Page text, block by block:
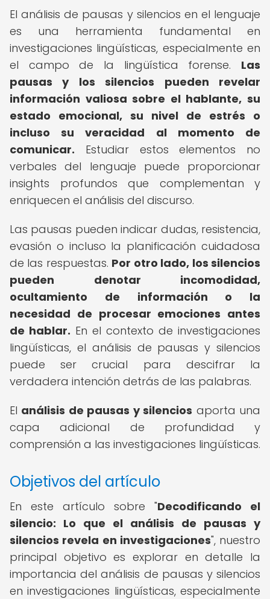
El análisis de pausas y silencios en el lenguaje
es una herramienta fundamental en
investigaciones lingüísticas, especialmente en
el campo de la lingüística forense. Las
pausas y los silencios pueden revelar
información valiosa sobre el hablante, su
estado emocional, su nivel de estrés o
incluso su veracidad al momento de
comunicar. Estudiar estos elementos no
verbales del lenguaje puede proporcionar
insights profundos que complementan y
enriquecen el análisis del discurso.
Las pausas pueden indicar dudas, resistencia,
evasión o incluso la planificación cuidadosa
de las respuestas. Por otro lado, los silencios
pueden denotar incomodidad,
ocultamiento de información o la
necesidad de procesar emociones antes
de hablar. En el contexto de investigaciones
lingüísticas, el análisis de pausas y silencios
puede ser crucial para descifrar la
verdadera intención detrás de las palabras.
El análisis de pausas y silencios aporta una
capa adicional de profundidad y
comprensión a las investigaciones lingüísticas.
Objetivos del artículo
En este artículo sobre "Decodificando el
silencio: Lo que el análisis de pausas y
silencios revela en investigaciones", nuestro
principal objetivo es explorar en detalle la
importancia del análisis de pausas y silencios
en investigaciones lingüísticas, especialmente